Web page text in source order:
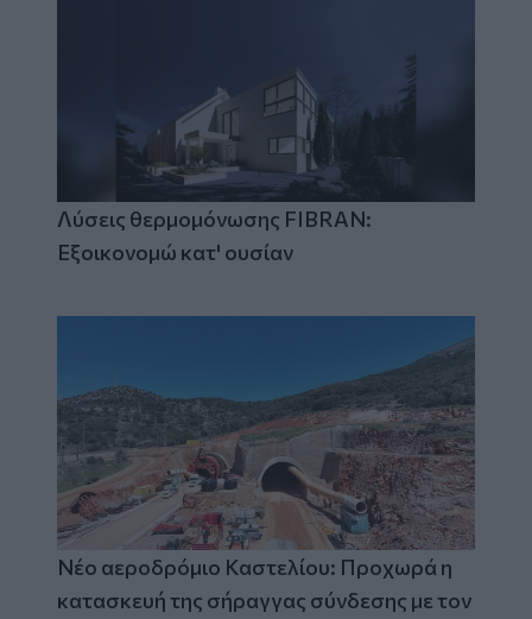
Λύσεις θερμομόνωσης FIBRAN:
Εξοικονομώ κατ' ουσίαν
Νέο αεροδρόμιο Καστελίου: Προχωρά η
κατασκευή της σήραγγας σύνδεσης με τον